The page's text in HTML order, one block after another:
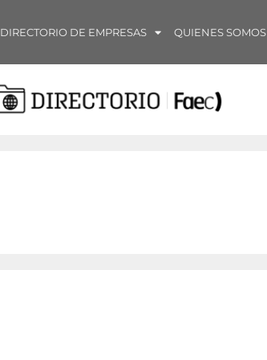
DIRECTORIO DE EMPRESAS QUIENES SOMOS